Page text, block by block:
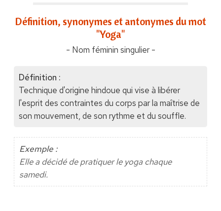
Définition, synonymes et antonymes du mot
"Yoga"
- Nom féminin singulier -
Définition :
Technique d'origine hindoue qui vise à libérer
l'esprit des contraintes du corps par la maîtrise de
son mouvement, de son rythme et du souffle.
Exemple :
Elle a décidé de pratiquer le yoga chaque
samedi.